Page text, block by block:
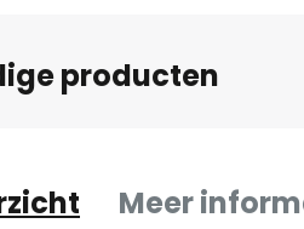
producten
Meer